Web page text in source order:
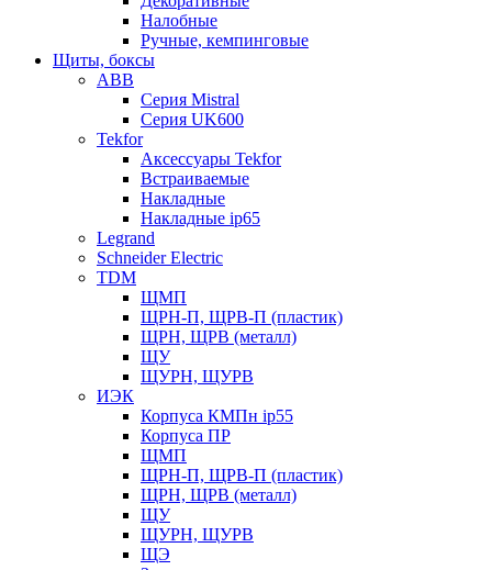
Налобные
Ручные, кемпинговые
Щиты, боксы
ABB
Серия Mistral
Серия UK600
Tekfor
Аксессуары Tekfor
Встраиваемые
Накладные
Накладные ip65
Legrand
Schneider Electric
TDM
ЩМП
ЩРН-П, ЩРВ-П (пластик)
ЩРН, ЩРВ (металл)
ЩУ
ЩУРН, ЩУРВ
ИЭК
Корпуса КМПн ip55
Корпуса ПР
ЩМП
ЩРН-П, ЩРВ-П (пластик)
ЩРН, ЩРВ (металл)
ЩУ
ЩУРН, ЩУРВ
ЩЭ